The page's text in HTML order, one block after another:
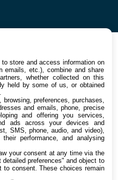
to store and access information on
emails, etc.), combine and share
whether collected on this
held by some of us, or obtained
preferences, purchases,
and emails, phone, precise
and offering you services,
ads across your devices and
SMS, phone, audio, and video),
performance, and analysing
your consent at any time via the
preferences" and object to
to consent. These choices remain